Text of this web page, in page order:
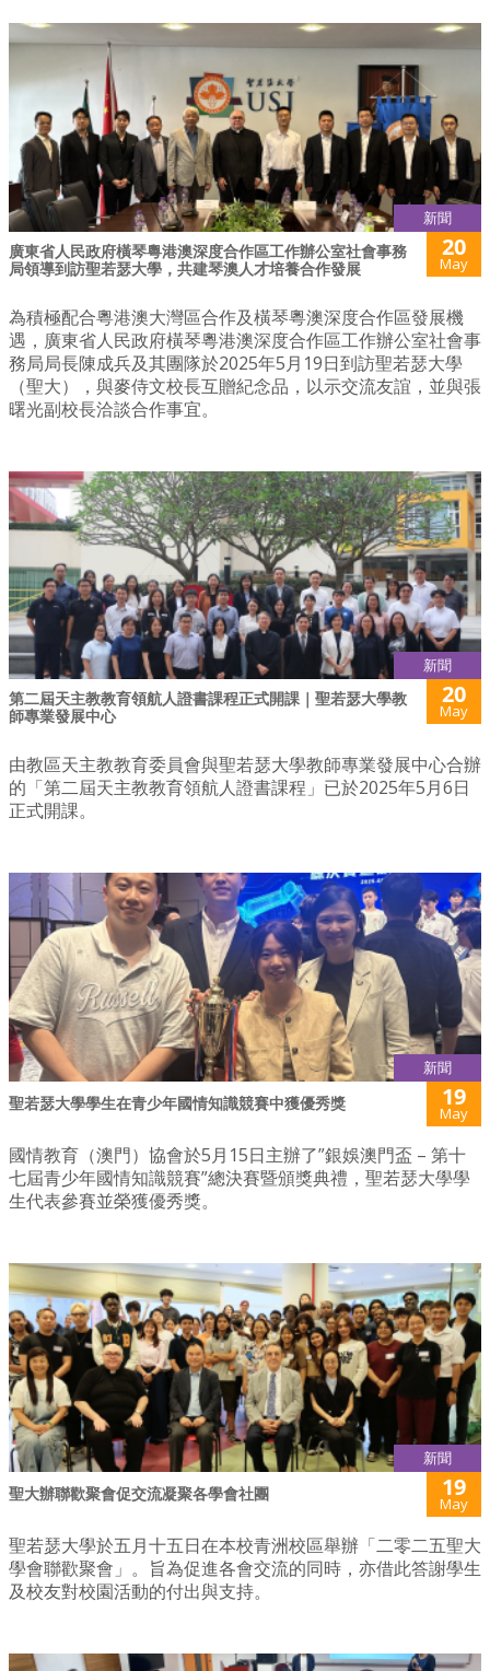
新聞
廣東省人民政府橫琴粵港澳深度合作區工作辦公室社會事務
局領導到訪聖若瑟大學，共建琴澳人才培養合作發展
20
May
為積極配合粵港澳大灣區合作及橫琴粵澳深度合作區發展機
遇，廣東省人民政府橫琴粵港澳深度合作區工作辦公室社會事
務局局長陳成兵及其團隊於2025年5月19日到訪聖若瑟大學
（聖大），與麥侍文校長互贈紀念品，以示交流友誼，並與張
曙光副校長洽談合作事宜。
新聞
第二屆天主教教育領航人證書課程正式開課｜聖若瑟大學教
師專業發展中心
20
May
由教區天主教教育委員會與聖若瑟大學教師專業發展中心合辦
的「第二屆天主教教育領航人證書課程」已於2025年5月6日
正式開課。
新聞
聖若瑟大學學生在青少年國情知識競賽中獲優秀獎 19
May
國情教育（澳門）協會於5月15日主辦了”銀娛澳門盃 – 第十
七屆青少年國情知識競賽”總決賽暨頒獎典禮，聖若瑟大學學
生代表參賽並榮獲優秀獎。
新聞
聖大辦聯歡聚會促交流凝聚各學會社團 19
May
聖若瑟大學於五月十五日在本校青洲校區舉辦「二零二五聖大
學會聯歡聚會」。旨為促進各會交流的同時，亦借此答謝學生
及校友對校園活動的付出與支持。